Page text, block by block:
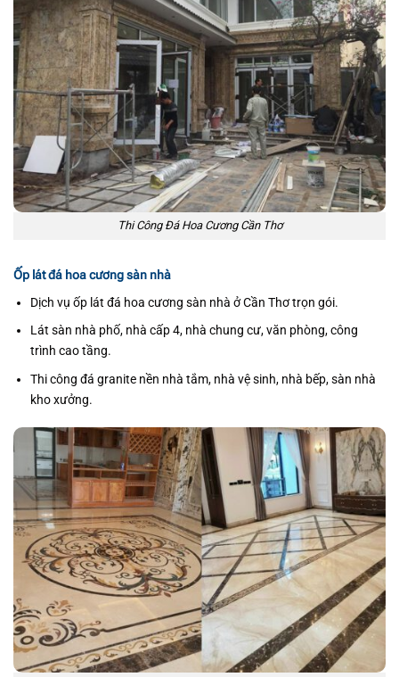
Thi Công Đá Hoa Cương Cần Thơ
Ốp lát đá hoa cương sàn nhà
Dịch vụ ốp lát đá hoa cương sàn nhà ở Cần Thơ trọn gói.
Lát sàn nhà phố, nhà cấp 4, nhà chung cư, văn phòng, công
trình cao tầng.
Thi công đá granite nền nhà tắm, nhà vệ sinh, nhà bếp, sàn nhà
kho xưởng.